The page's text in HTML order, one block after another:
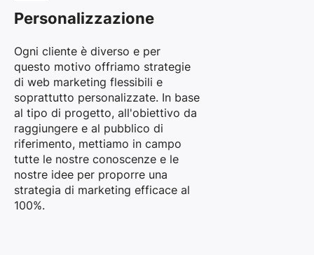
Personalizzazione
Ogni cliente è diverso e per
questo motivo offriamo strategie
di web marketing flessibili e
soprattutto personalizzate. In base
al tipo di progetto, all'obiettivo da
raggiungere e al pubblico di
riferimento, mettiamo in campo
tutte le nostre conoscenze e le
nostre idee per proporre una
strategia di marketing efficace al
100%.